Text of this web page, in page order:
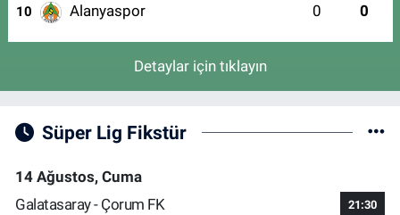
10 Alanyaspor 0 0
Detaylar için tıklayın
Süper Lig Fikstür
14 Ağustos, Cuma
Galatasaray - Çorum FK
21:30